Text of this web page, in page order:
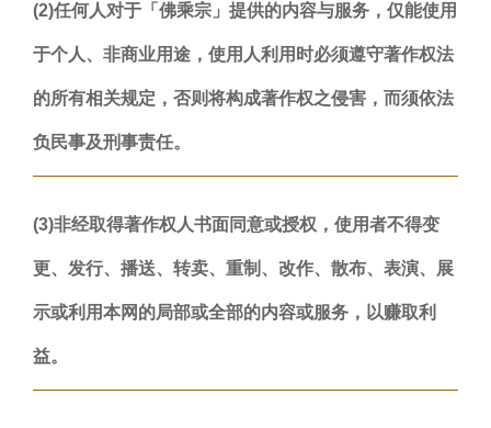
(2)任何人对于「佛乘宗」提供的内容与服务，仅能使用
于个人、非商业用途，使用人利用时必须遵守著作权法
的所有相关规定，否则将构成著作权之侵害，而须依法
负民事及刑事责任。
(3)非经取得著作权人书面同意或授权，使用者不得变
更、发行、播送、转卖、重制、改作、散布、表演、展
示或利用本网的局部或全部的内容或服务，以赚取利
益。